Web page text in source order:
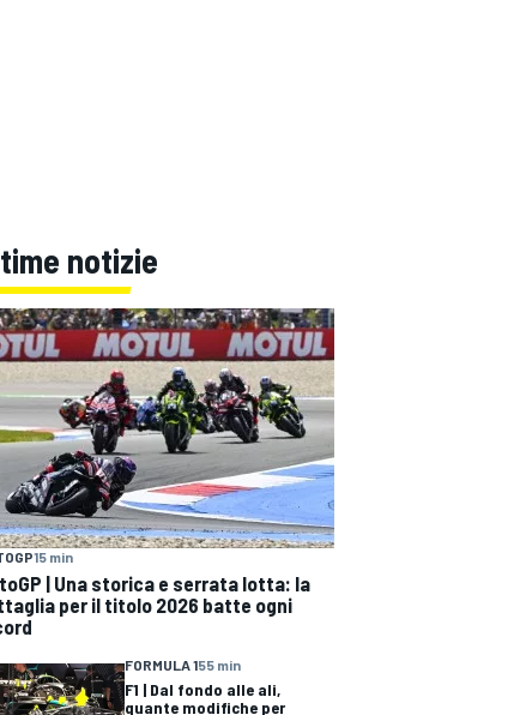
notizie
15 min
| Una storica e serrata lotta: la
per il titolo 2026 batte ogni
FORMULA 155 min
F1 | Dal fondo alle ali,
quante modifiche per